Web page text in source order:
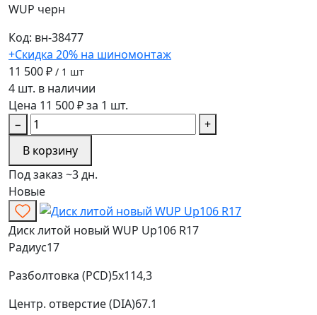
WUP черн
Код: вн-38477
+Скидка 20% на шиномонтаж
11 500 ₽ / 1 шт
4 шт. в наличии
Цена 11 500 ₽ за 1 шт.
−
+
В корзину
Под заказ ~3 дн.
Новые
Диск литой новый WUP Up106 R17
Радиус17
Разболтовка (PCD)5x114,3
Центр. отверстие (DIA)67.1